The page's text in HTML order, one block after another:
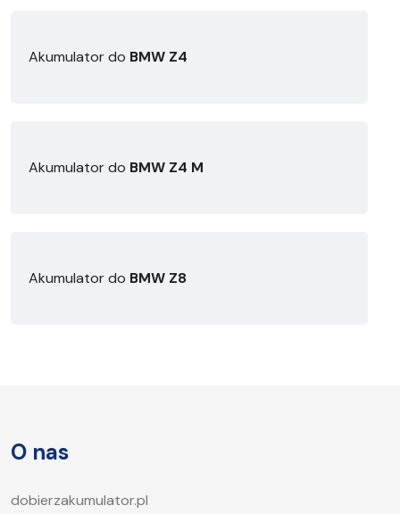
Akumulator do BMW Z4
Akumulator do BMW Z4 M
Akumulator do BMW Z8
O nas
dobierzakumulator.pl